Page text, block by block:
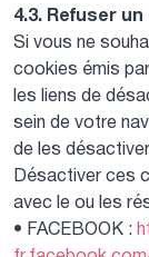
4.3. Refuser
Si vous ne
cookies émis
les liens de
sein de votre
de les
Désactiver ces
avec le ou les
• FACEBOOK :